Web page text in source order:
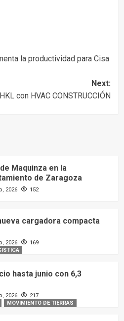
la productividad para Cisa
Next:
HKL con HVAC CONSTRUCCIÓN
Maquinza en la
de Zaragoza
2026
152
cargadora compacta
2026
169
hasta junio con 6,3
2026
217
MOVIMIENTO DE TIERRAS